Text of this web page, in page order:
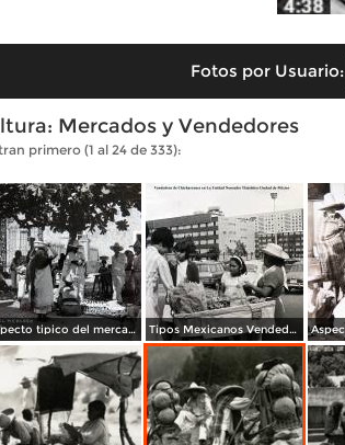
Fotos por Usuario:
Mercados y Vendedores
primero (1 al 24 de 333):
Aspecto tipico del mercado. Tipos Mexicanos Vendedora de Chicharrones en La Unidad Nonoalco Tlatelolco Ciudad de México .